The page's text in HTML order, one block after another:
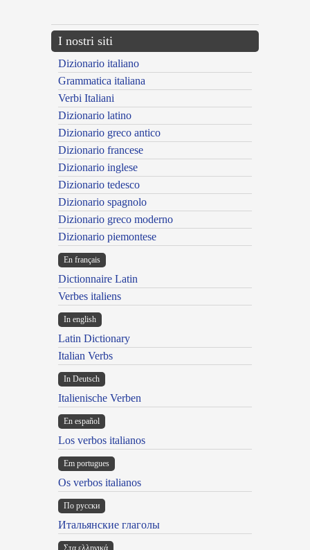
I nostri siti
Dizionario italiano
Grammatica italiana
Verbi Italiani
Dizionario latino
Dizionario greco antico
Dizionario francese
Dizionario inglese
Dizionario tedesco
Dizionario spagnolo
Dizionario greco moderno
Dizionario piemontese
En français
Dictionnaire Latin
Verbes italiens
In english
Latin Dictionary
Italian Verbs
In Deutsch
Italienische Verben
En español
Los verbos italianos
Em portugues
Os verbos italianos
По русски
Итальянские глаголы